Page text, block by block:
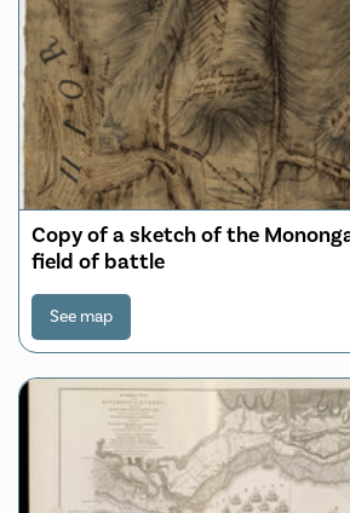
Copy of a sketch of the
field of battle
See map